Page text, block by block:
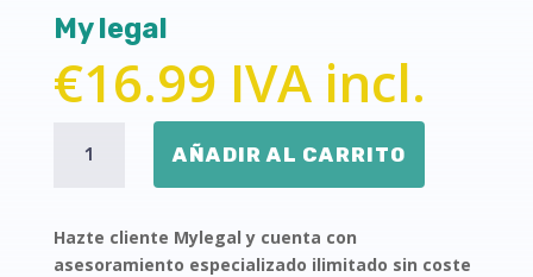
My legal
€16.99 IVA incl.
AÑADIR AL CARRITO
Hazte cliente Mylegal y cuenta con
asesoramiento especializado ilimitado sin coste